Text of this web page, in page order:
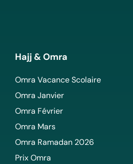
Hajj & Omra
Omra Vacance Scolaire
Omra Janvier
Omra Février
Omra Mars
Omra Ramadan 2026
Prix Omra